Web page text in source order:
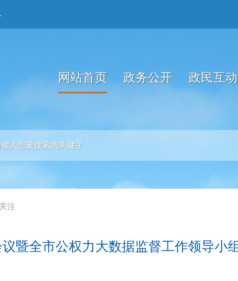
网站首页 政务公开 政民互动
注
暨全市公权力大数据监督工作领导小